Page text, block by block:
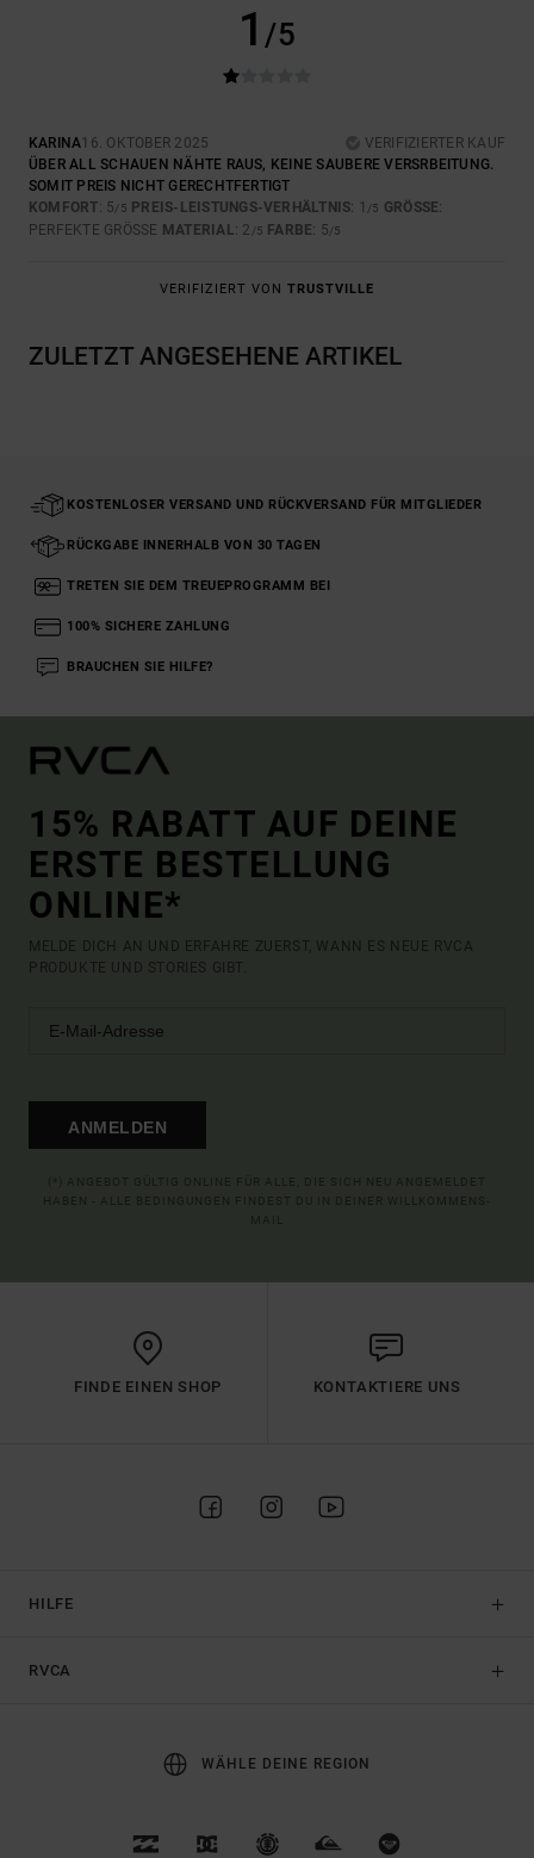
1 /5
KARINA16. OKTOBER 2025
VERIFIZIERTER KAUF
ÜBER ALL SCHAUEN NÄHTE RAUS, KEINE SAUBERE VERSRBEITUNG.
SOMIT PREIS NICHT GERECHTFERTIGT
KOMFORT: 5/5 PREIS-LEISTUNGS-VERHÄLTNIS: 1 /5 GRÖSSE :
PERFEKTE GRÖSSE MATERIAL: 2 /5 FARBE: 5/5
VERIFIZIERT VON TRUSTVILLE
ZULETZT ANGESEHENE ARTIKEL
KOSTENLOSER VERSAND UND RÜCKVERSAND FÜR MITGLIEDER
RÜCKGABE INNERHALB VON 30 TAGEN
TRETEN SIE DEM TREUEPROGRAMM BEI
100% SICHERE ZAHLUNG
BRAUCHEN SIE HILFE?
15% RABATT AUF DEINE
ERSTE BESTELLUNG
ONLINE*
MELDE DICH AN UND ERFAHRE ZUERST, WANN ES NEUE RVCA
PRODUKTE UND STORIES GIBT.
ANMELDEN
FINDE EINEN SHOP KONTAKTIERE UNS
HILFE
RVCA
WÄHLE DEINE REGION